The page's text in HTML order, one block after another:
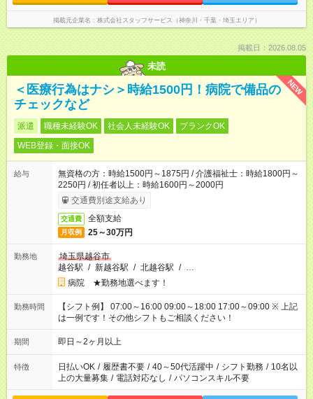
掲載元企業名 株式会社スタッフサービス（神奈川・千葉・埼玉エリア）
掲載日：2026.08.05
未読
NEW
＜医療行為はナシ＞時給1500円！病院で備品の
チェックなど
派遣 職種未経験OK 社会人未経験OK
ブランクOK
WEB登録・面接OK
給与
無資格の方：時給1500円～1875円 / 介護福祉士：時給1800円～
2250円 / 初任者以上：時給1600円～2000円
交通費別途支給あり
交通費 全額支給
月収例 25～30万円
勤務地
埼玉県越谷市
越谷駅 / 新越谷駅 / 北越谷駅 / …
病院 ★勤務地選べます！
勤務時間
【シフト例】 07:00～16:00 09:00～18:00 17:00～09:00 ※ 上記
は一例です！その他シフトもご相談ください！
期間 即日～2ヶ月以上
特徴 日払いOK / 履歴書不要 / 40～50代活躍中 / シフト勤務 / 10名以
上の大量募集 / 電話対応なし / パソコンスキル不要